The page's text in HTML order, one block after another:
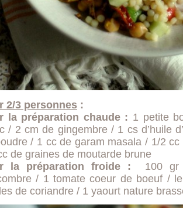
2/3 personnes :
la préparation chaude : 1 petite
/ 2 cm de gingembre / 1 cs d’huile
/ 1 cc de garam masala / 1/2
de graines de moutarde brune
la préparation froide : 100 gr
/ 1 tomate coeur de boeuf /
de coriandre / 1 yaourt nature